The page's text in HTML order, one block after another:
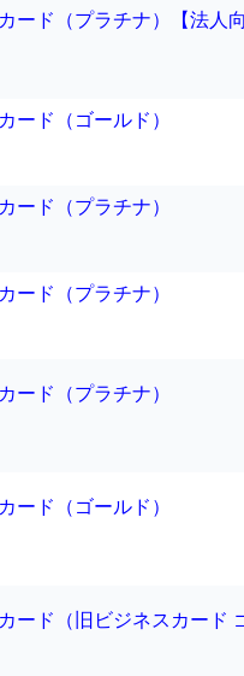
ード（プラチナ）【法人向
ード（ゴールド）
ード（プラチナ）
ード（プラチナ）
ード（プラチナ）
ード（ゴールド）
ード（旧ビジネスカード